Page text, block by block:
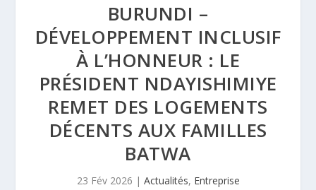
BURUNDI –
DÉVELOPPEMENT INCLUSIF
À L’HONNEUR : LE
PRÉSIDENT NDAYISHIMIYE
REMET DES LOGEMENTS
DÉCENTS AUX FAMILLES
BATWA
23 Fév 2026 | Actualités, Entreprise